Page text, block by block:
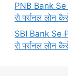
PNB Bank Se
से पर्सनल लोन
SBI Bank Se
से पर्सनल लोन